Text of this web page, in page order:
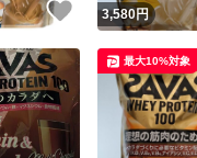
いいね！
3,580円
最大10%対象